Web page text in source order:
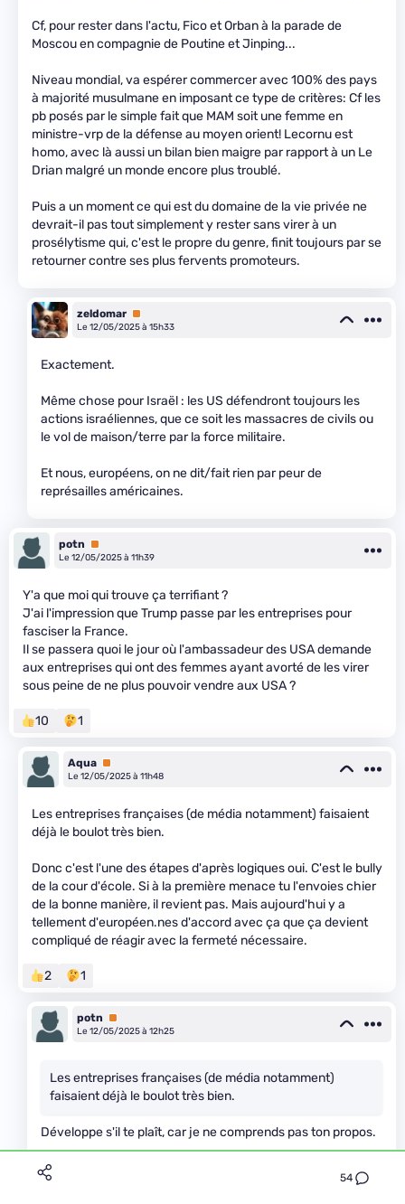
54
Cf, pour rester dans l'actu, Fico et Orban à la parade de
Moscou en compagnie de Poutine et Jinping...
Niveau mondial, va espérer commercer avec 100% des pays
à majorité musulmane en imposant ce type de critères: Cf les
pb posés par le simple fait que MAM soit une femme en
ministre-vrp de la défense au moyen orient! Lecornu est
homo, avec là aussi un bilan bien maigre par rapport à un Le
Drian malgré un monde encore plus troublé.
Puis a un moment ce qui est du domaine de la vie privée ne
devrait-il pas tout simplement y rester sans virer à un
prosélytisme qui, c'est le propre du genre, finit toujours par se
retourner contre ses plus fervents promoteurs.
zeldomar Premium
Le 12/05/2025 à 15h33
Exactement.
Même chose pour Israël : les US défendront toujours les
actions israéliennes, que ce soit les massacres de civils ou
le vol de maison/terre par la force militaire.
Et nous, européens, on ne dit/fait rien par peur de
représailles américaines.
potn
Premium
Le 12/05/2025 à 11h39
Y'a que moi qui trouve ça terrifiant ?
J'ai l'impression que Trump passe par les entreprises pour
fasciser la France.
Il se passera quoi le jour où l'ambassadeur des USA demande
aux entreprises qui ont des femmes ayant avorté de les virer
sous peine de ne plus pouvoir vendre aux USA ?
10 1
Aqua Premium
Le 12/05/2025 à 11h48
Les entreprises françaises (de média notamment) faisaient
déjà le boulot très bien.
Donc c'est l'une des étapes d'après logiques oui. C'est le bully
de la cour d'école. Si à la première menace tu l'envoies chier
de la bonne manière, il revient pas. Mais aujourd'hui y a
tellement d'européen.nes d'accord avec ça que ça devient
compliqué de réagir avec la fermeté nécessaire.
2 1
potn
Premium
Le 12/05/2025 à 12h25
Les entreprises françaises (de média notamment)
faisaient déjà le boulot très bien.
Développe s'il te plaît, car je ne comprends pas ton propos.
Mais aujourd'hui y a tellement d'européen.nes d'accord
avec ça que ça devient compliqué de réagir avec la